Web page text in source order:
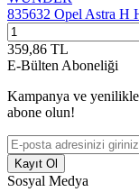
835632 Opel Astra H
359,86 TL
E-Bülten Aboneliği
Kampanya ve
abone olun!
Kayıt Ol
Sosyal Medya